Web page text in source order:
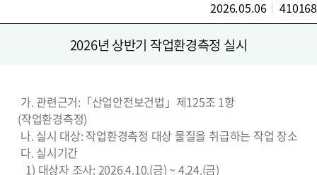
2026.05.06 410168
2026년 상반기 작업환경측정 실시
가. 관련근거:「산업안전보건법」제125조 1항
(작업환경측정)
나. 실시 대상: 작업환경측정 대상 물질을 취급하는 작업 장소
다. 실시기간
1) 대상자 조사: 2026.4.10.(금) ~ 4.24.(금)